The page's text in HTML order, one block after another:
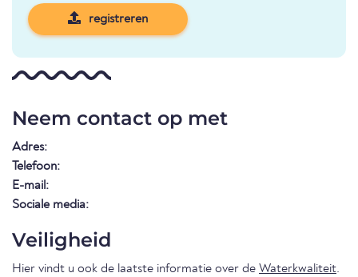
registreren
Neem contact op met
Adres:
Telefoon:
E-mail:
Sociale media:
Veiligheid
Hier vindt u ook de laatste informatie over de Waterkwaliteit.